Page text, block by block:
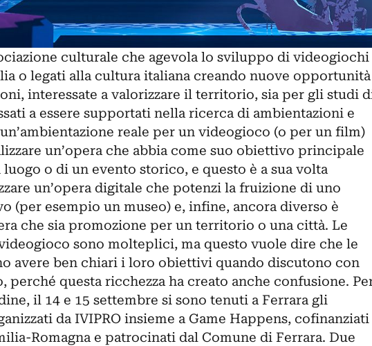
culturale che agevola lo sviluppo di videogiochi
o legati alla cultura italiana creando nuove opportunità
interessate a valorizzare il territorio, sia per gli studi
a essere supportati nella ricerca di ambientazioni e
reale per un videogioco (o per un film)
un’opera che abbia come suo obiettivo principale
o di un evento storico, e questo è a sua volta
un’opera digitale che potenzi la fruizione di uno
(per esempio un museo) e, infine, ancora diverso è
che sia promozione per un territorio o una città. Le
sono molteplici, ma questo vuole dire che le
avere ben chiari i loro obiettivi quando discutono con
perché questa ricchezza ha creato anche confusione.
il 14 e 15 settembre si sono tenuti a Ferrara gli
da IVIPRO insieme a Game Happens, cofinanziati
Romagna e patrocinati dal Comune di Ferrara. Due